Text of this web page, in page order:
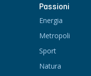
Passioni
Energia
Metropoli
Sport
Natura